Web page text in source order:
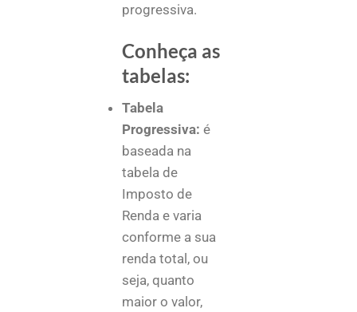
progressiva.
Conheça as
tabelas:
Tabela
Progressiva: é
baseada na
tabela de
Imposto de
Renda e varia
conforme a sua
renda total, ou
seja, quanto
maior o valor,